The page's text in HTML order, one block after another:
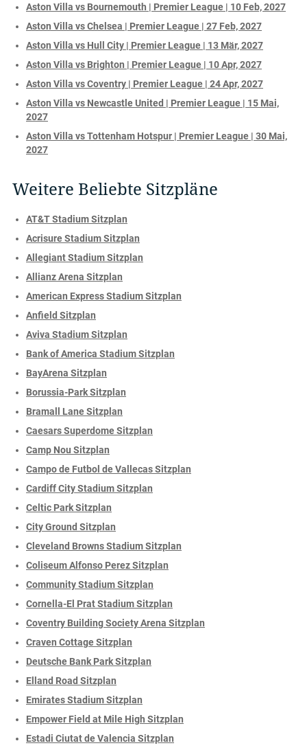
Aston Villa vs Bournemouth | Premier League | 10 Feb, 2027
Aston Villa vs Chelsea | Premier League | 27 Feb, 2027
Aston Villa vs Hull City | Premier League | 13 Mär, 2027
Aston Villa vs Brighton | Premier League | 10 Apr, 2027
Aston Villa vs Coventry | Premier League | 24 Apr, 2027
Aston Villa vs Newcastle United | Premier League | 15 Mai,
2027
Aston Villa vs Tottenham Hotspur | Premier League | 30 Mai,
2027
Weitere Beliebte Sitzpläne
AT&T Stadium Sitzplan
Acrisure Stadium Sitzplan
Allegiant Stadium Sitzplan
Allianz Arena Sitzplan
American Express Stadium Sitzplan
Anfield Sitzplan
Aviva Stadium Sitzplan
Bank of America Stadium Sitzplan
BayArena Sitzplan
Borussia-Park Sitzplan
Bramall Lane Sitzplan
Caesars Superdome Sitzplan
Camp Nou Sitzplan
Campo de Futbol de Vallecas Sitzplan
Cardiff City Stadium Sitzplan
Celtic Park Sitzplan
City Ground Sitzplan
Cleveland Browns Stadium Sitzplan
Coliseum Alfonso Perez Sitzplan
Community Stadium Sitzplan
Cornella-El Prat Stadium Sitzplan
Coventry Building Society Arena Sitzplan
Craven Cottage Sitzplan
Deutsche Bank Park Sitzplan
Elland Road Sitzplan
Emirates Stadium Sitzplan
Empower Field at Mile High Sitzplan
Estadi Ciutat de Valencia Sitzplan